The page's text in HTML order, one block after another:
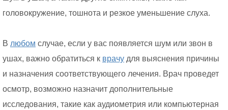
головокружение, тошнота и резкое уменьшение слуха.
В любом случае, если у вас появляется шум или звон в
ушах, важно обратиться к врачу для выяснения причины
и назначения соответствующего лечения. Врач проведет
осмотр, возможно назначит дополнительные
исследования, такие как аудиометрия или компьютерная